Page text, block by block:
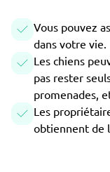
Vous pouvez
dans votre vie.
Les chiens
pas rester
promenades,
Les
obtiennent de